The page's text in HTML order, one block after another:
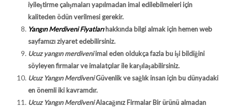
iyileştirme çalışmaları yapılmadan imal edilebilmeleri için
kaliteden ödün verilmesi gerekir.
Yangın Merdiveni Fiyatlarıhakkında bilgi almak için hemen web
sayfamızı ziyaret edebilirsiniz.
Ucuz yangın merdiveniimal eden oldukça fazla bu işi bildiğini
söyleyen firmalar ve imalatçılar ile karşılaşabilirsiniz.
Ucuz Yangın MerdiveniGüvenlik ve sağlık insan için bu dünyadaki
en önemli iki kavramdır.
Ucuz Yangın MerdiveniAlacağınız Firmalar Bir ürünü almadan